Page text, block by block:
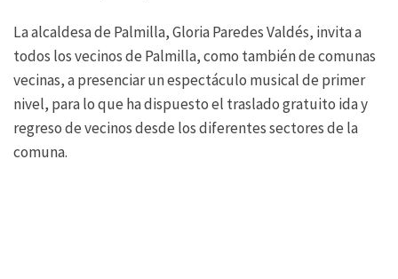
La alcaldesa de Palmilla, Gloria Paredes Valdés, invita a
todos los vecinos de Palmilla, como también de comunas
vecinas, a presenciar un espectáculo musical de primer
nivel, para lo que ha dispuesto el traslado gratuito ida y
regreso de vecinos desde los diferentes sectores de la
comuna.